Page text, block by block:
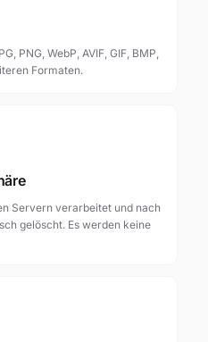
PNG, WebP, AVIF, GIF, BMP,
Formaten.
Servern verarbeitet und nach
gelöscht. Es werden keine